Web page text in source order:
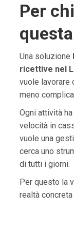
Per
Una soluzione
ricettive nel
vuole lavorare
meno
Ogni attività
velocità in
vuole una
cerca uno
di tutti i giorni.
Per questo la
realtà